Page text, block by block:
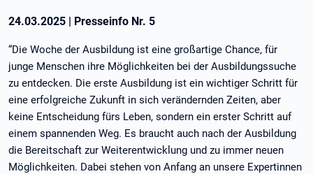
24.03.2025 | Presseinfo Nr. 5
“Die Woche der Ausbildung ist eine großartige Chance, für
junge Menschen ihre Möglichkeiten bei der Ausbildungssuche
zu entdecken. Die erste Ausbildung ist ein wichtiger Schritt für
eine erfolgreiche Zukunft in sich verändernden Zeiten, aber
keine Entscheidung fürs Leben, sondern ein erster Schritt auf
einem spannenden Weg. Es braucht auch nach der Ausbildung
die Bereitschaft zur Weiterentwicklung und zu immer neuen
Möglichkeiten. Dabei stehen von Anfang an unsere Expertinnen